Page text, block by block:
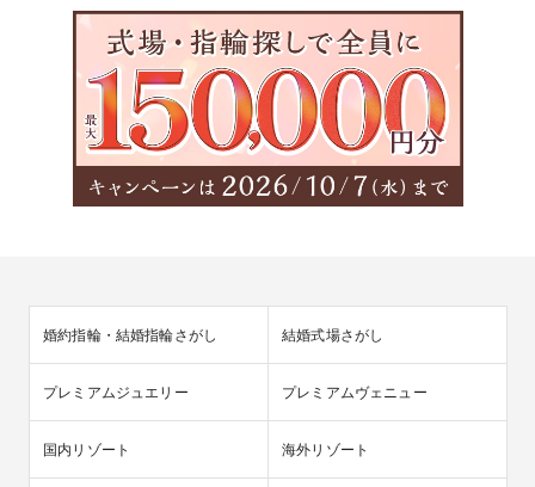
婚約指輪・結婚指輪さがし 結婚式場さがし
プレミアムジュエリー プレミアムヴェニュー
国内リゾート 海外リゾート